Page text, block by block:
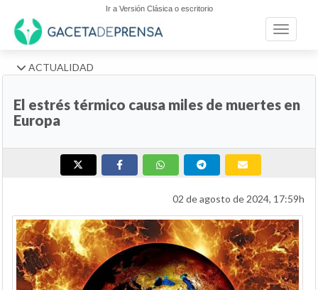
Ir a Versión Clásica o escritorio
Toggle
ACTUALIDAD
El estrés térmico causa miles de muertes en
Europa
02 de agosto de 2024, 17:59h